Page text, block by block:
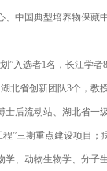
中国典型培养物保
选者1名，长江学者
省创新团队3个，教
流动站、湖北省一
三期重点建设项目
、动物生物学、分